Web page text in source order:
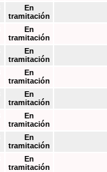
En
tramitación
En
tramitación
En
tramitación
En
tramitación
En
tramitación
En
tramitación
En
tramitación
En
tramitación